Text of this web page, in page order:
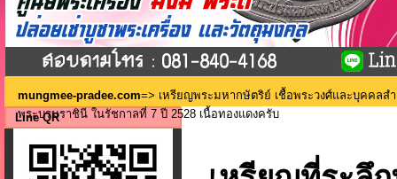
mungmee-pradee.com=> เหรียญพระมหากษัตริย์ เชื้อพระวงศ์และบุคคลส
พระบรมราชินี ในรัชกาลที่ 7 ปี 2528 เนื้อทองแดงครับ
Line QR